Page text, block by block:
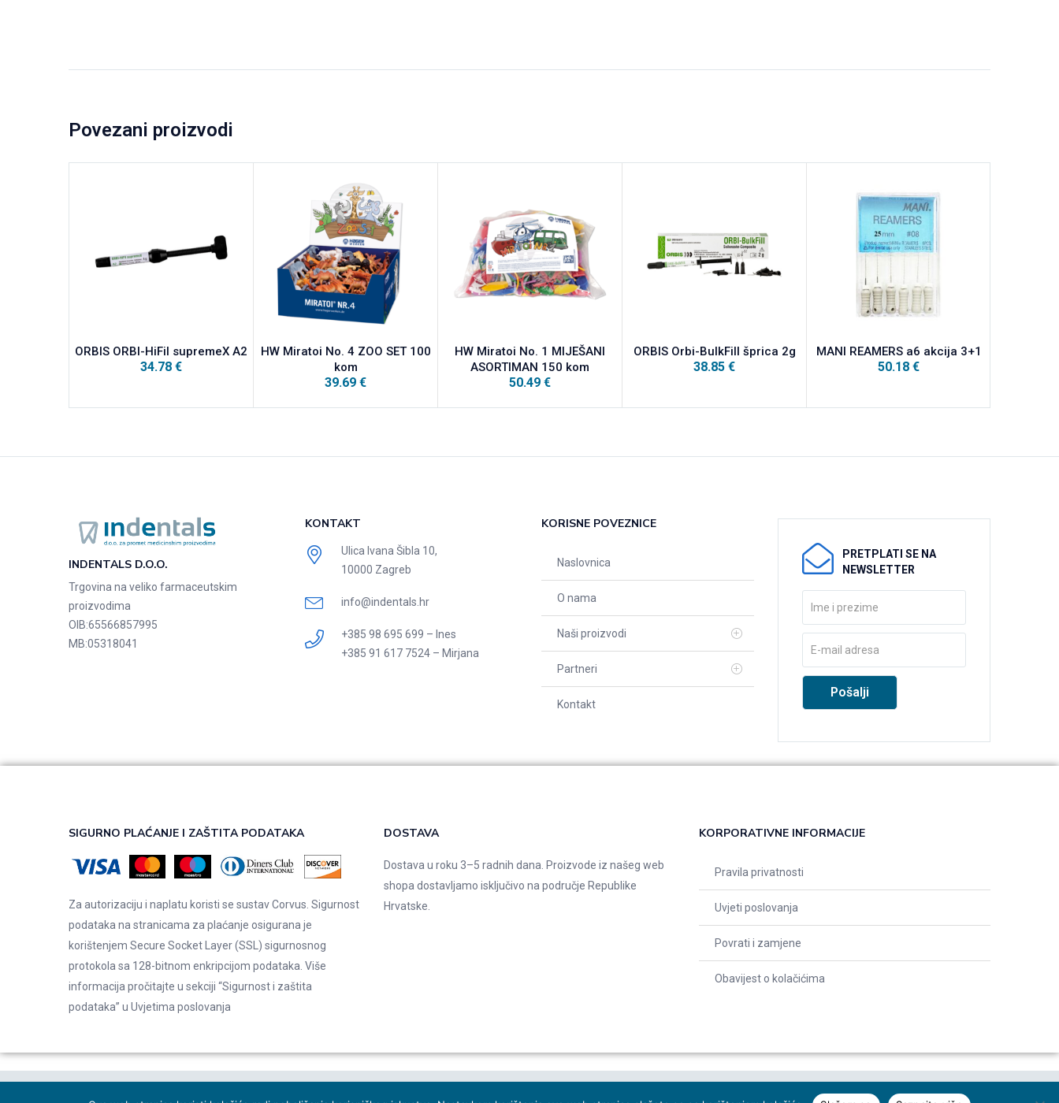
Povezani proizvodi
ORBIS ORBI-HiFil supremeX A2
34.78 €
HW Miratoi No. 4 ZOO SET 100
kom
39.69 €
HW Miratoi No. 1 MIJEŠANI
ASORTIMAN 150 kom
50.49 €
ORBIS Orbi-BulkFill šprica 2g
38.85 €
MANI REAMERS a6 akcija 3+1
50.18 €
INDENTALS D.O.O.
Trgovina na veliko farmaceutskim
proizvodima
OIB:65566857995
MB:05318041
KONTAKT
Ulica Ivana Šibla 10,
10000 Zagreb
info@indentals.hr
+385 98 695 699 – Ines
+385 91 617 7524 – Mirjana
KORISNE POVEZNICE
Naslovnica
O nama
Naši proizvodi
Partneri
Kontakt
PRETPLATI SE NA
NEWSLETTER
SIGURNO PLAĆANJE I ZAŠTITA PODATAKA
Za autorizaciju i naplatu koristi se sustav Corvus. Sigurnost
podataka na stranicama za plaćanje osigurana je
korištenjem Secure Socket Layer (SSL) sigurnosnog
protokola sa 128-bitnom enkripcijom podataka. Više
informacija pročitajte u sekciji “Sigurnost i zaštita
podataka” u Uvjetima poslovanja
DOSTAVA
Dostava u roku 3–5 radnih dana. Proizvode iz našeg web
shopa dostavljamo isključivo na područje Republike
Hrvatske.
KORPORATIVNE INFORMACIJE
Pravila privatnosti
Uvjeti poslovanja
Povrati i zamjene
Obavijest o kolačićima
© 2026 Indentals. Sva prava pridržana – Design by Michel studio